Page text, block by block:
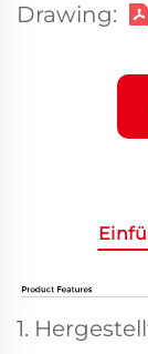
Drawing:
1.